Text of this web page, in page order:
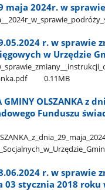
maja 2024r. w
r. w
w Urzędzie
0.11MB
GMINY OLSZANKA z
Funduszu
r. w sprawie
03 stycznia 2018